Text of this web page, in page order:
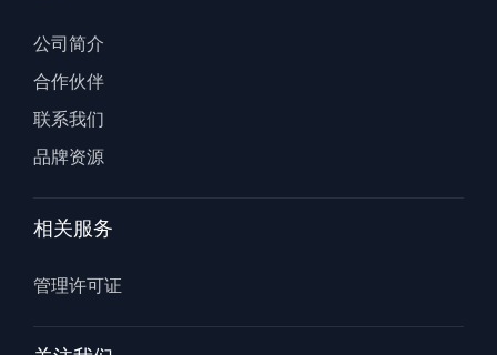
公司简介
合作伙伴
联系我们
品牌资源
相关服务
管理许可证